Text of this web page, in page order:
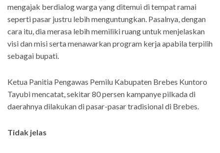
mengajak berdialog warga yang ditemui di tempat ramai
seperti pasar justru lebih menguntungkan. Pasalnya, dengan
cara itu, dia merasa lebih memiliki ruang untuk menjelaskan
visi dan misi serta menawarkan program kerja apabila terpilih
sebagai bupati.
Ketua Panitia Pengawas Pemilu Kabupaten Brebes Kuntoro
Tayubi mencatat, sekitar 80 persen kampanye pilkada di
daerahnya dilakukan di pasar-pasar tradisional di Brebes.
Tidak jelas